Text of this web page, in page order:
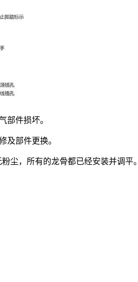
件损坏。
部件更换。
，所有的龙骨都已经安装并调平。